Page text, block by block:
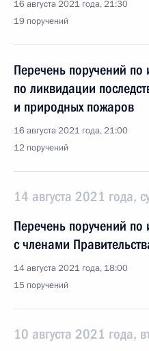
16 августа 2021 года, 21:30
19 поручений
Перечень поручений
по ликвидации
и природных пожаров
16 августа 2021 года, 21:00
12 поручений
14 августа 2021 года,
Перечень поручений
с членами
14 августа 2021 года, 18:00
15 поручений
10 августа 2021 года,